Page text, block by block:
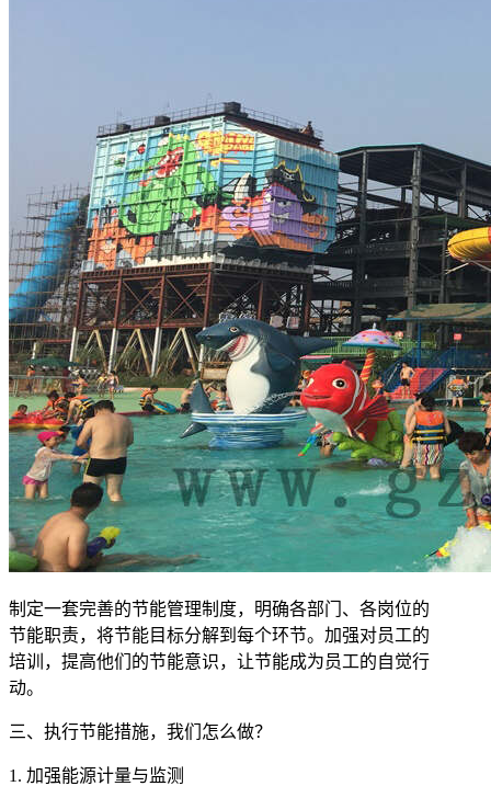
制定一套完善的节能管理制度，明确各部门、各岗位的
节能职责，将节能目标分解到每个环节。加强对员工的
培训，提高他们的节能意识，让节能成为员工的自觉行
动。
三、执行节能措施，我们怎么做？
1. 加强能源计量与监测